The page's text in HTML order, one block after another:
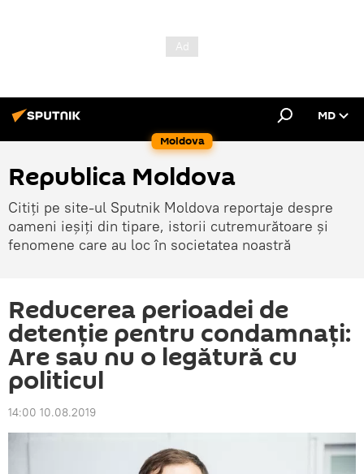
Moldova
MD
Republica Moldova
Citiți pe site-ul Sputnik Moldova reportaje despre
oameni ieșiți din tipare, istorii cutremurătoare și
fenomene care au loc în societatea noastră
Reducerea perioadei de
detenție pentru condamnați:
Are sau nu o legătură cu
politicul
14:00 10.08.2019